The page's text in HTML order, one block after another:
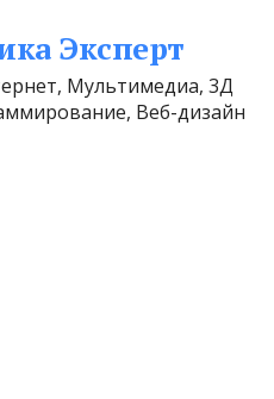
Эксперт
Мультимедиа, 3Д
Веб-дизайн